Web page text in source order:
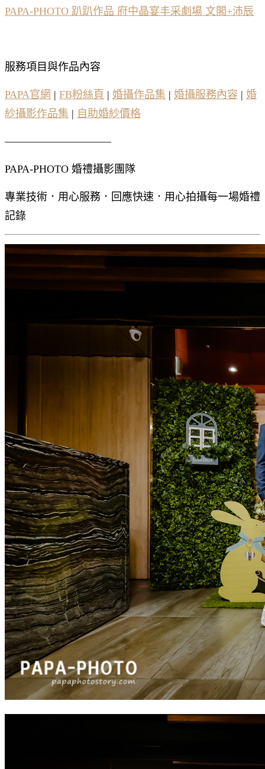
PAPA-PHOTO 趴趴作品 府中晶宴丰采劇場 文閣+沛辰
服務項目與作品內容
PAPA官網 | FB粉絲頁 | 婚攝作品集 | 婚攝服務內容 | 婚
紗攝影作品集 | 自助婚紗價格
——————————
PAPA-PHOTO 婚禮攝影團隊
專業技術．用心服務．回應快速．用心拍攝每一場婚禮
記錄